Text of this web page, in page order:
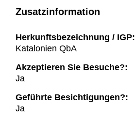
Zusatzinformation
Herkunftsbezeichnung / IGP:
Katalonien QbA
Akzeptieren Sie Besuche?:
Ja
Geführte Besichtigungen?:
Ja